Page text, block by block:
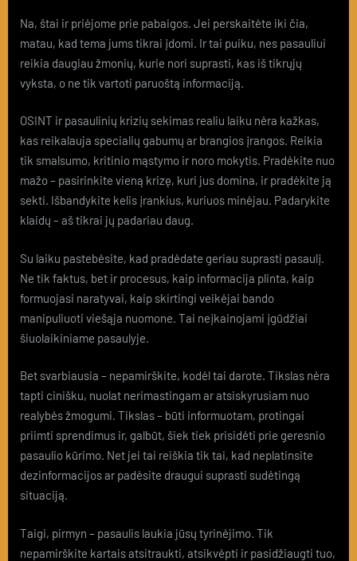
Na, štai ir priėjome prie pabaigos. Jei perskaitėte iki čia,
matau, kad tema jums tikrai įdomi. Ir tai puiku, nes pasauliui
reikia daugiau žmonių, kurie nori suprasti, kas iš tikrųjų
vyksta, o ne tik vartoti paruoštą informaciją.
OSINT ir pasaulinių krizių sekimas realiu laiku nėra kažkas,
kas reikalauja specialių gabumų ar brangios įrangos. Reikia
tik smalsumo, kritinio mąstymo ir noro mokytis. Pradėkite nuo
mažo – pasirinkite vieną krizę, kuri jus domina, ir pradėkite ją
sekti. Išbandykite kelis įrankius, kuriuos minėjau. Padarykite
klaidų – aš tikrai jų padariau daug.
Su laiku pastebėsite, kad pradėdate geriau suprasti pasaulį.
Ne tik faktus, bet ir procesus, kaip informacija plinta, kaip
formuojasi naratyvai, kaip skirtingi veikėjai bando
manipuliuoti viešąja nuomone. Tai neįkainojami įgūdžiai
šiuolaikiniame pasaulyje.
Bet svarbiausia – nepamirškite, kodėl tai darote. Tikslas nėra
tapti cinišku, nuolat nerimastingam ar atsiskyrusiam nuo
realybės žmogumi. Tikslas – būti informuotam, protingai
priimti sprendimus ir, galbūt, šiek tiek prisidėti prie geresnio
pasaulio kūrimo. Net jei tai reiškia tik tai, kad neplatinsite
dezinformacijos ar padėsite draugui suprasti sudėtingą
situaciją.
Taigi, pirmyn – pasaulis laukia jūsų tyrinėjimo. Tik
nepamirškite kartais atsitraukti, atsikvėpti ir pasidžiaugti tuo,